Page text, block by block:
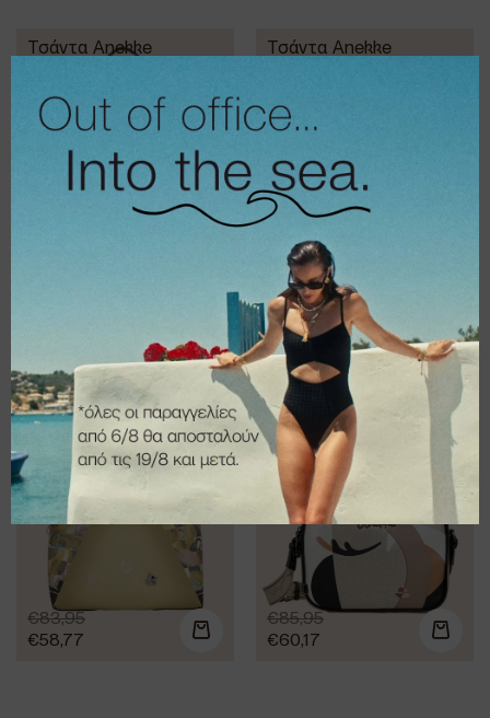
Τσάντα Anekke Τσάντα Anekke
€85,95
€60,17
Τσάντα Anekke
Shoulder bag
Bloom
€83,95
€58,77
Τσάντα Medium
crossbody Eikon
€85,95
€60,17